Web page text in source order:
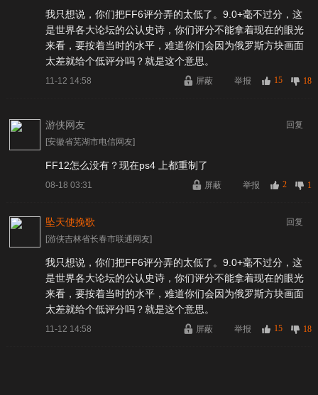
我只想说，你们把FF6评分弄的太低了。9.0+毫不过分，这
是世界各大论坛的公认史诗，你们评分不能拿着现在的眼光
来看，要按着当时的水平，难道你们会因为俄罗斯方块画面
太差就给个低评分吗？就是这个意思。
18
15
举报
屏蔽
11-12 14:58
游侠网友
[安徽省芜湖市电信网友]
回复
FF12怎么没有？现在ps4 上都重制了
1
2
举报
屏蔽
08-18 03:31
坠天使挽歌
[游侠吉林省长春市联通网友]
回复
我只想说，你们把FF6评分弄的太低了。9.0+毫不过分，这
是世界各大论坛的公认史诗，你们评分不能拿着现在的眼光
来看，要按着当时的水平，难道你们会因为俄罗斯方块画面
太差就给个低评分吗？就是这个意思。
18
15
举报
屏蔽
11-12 14:58